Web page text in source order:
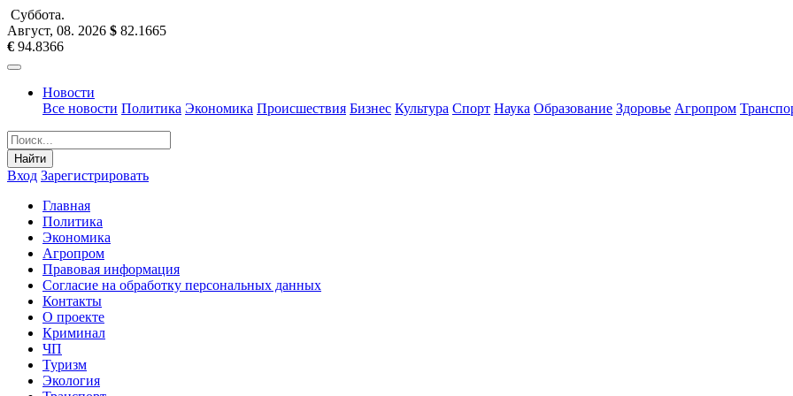
Суббота.
Август, 08. 2026 $ 82.1665
€ 94.8366
Новости
Все новости Политика Экономика Происшествия Бизнес Культура Спорт Наука Образование Здоровье Агропром
Найти
Вход Зарегистрировать
Главная
Политика
Экономика
Агропром
Правовая информация
Согласие на обработку персональных данных
Контакты
О проекте
Криминал
ЧП
Туризм
Экология